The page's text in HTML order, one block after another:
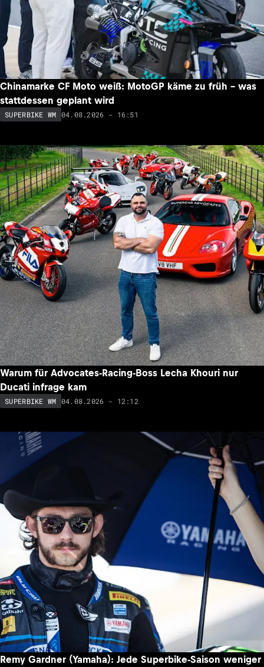
Chinamarke CF Moto weiß: MotoGP käme zu früh – was
stattdessen geplant wird
SUPERBIKE WM 04.08.2026 - 16:51
Warum für Advocates-Racing-Boss Lecha Khouri nur
Ducati infrage kam
SUPERBIKE WM 04.08.2026 - 12:12
Remy Gardner (Yamaha): Jede Superbike-Saison weniger